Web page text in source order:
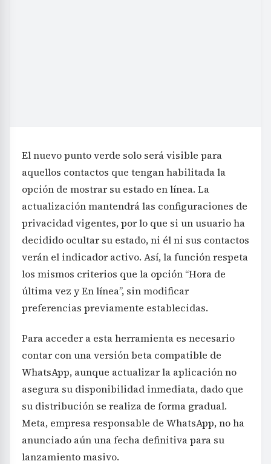
El nuevo punto verde solo será visible para
aquellos contactos que tengan habilitada la
opción de mostrar su estado en línea. La
actualización mantendrá las configuraciones de
privacidad vigentes, por lo que si un usuario ha
decidido ocultar su estado, ni él ni sus contactos
verán el indicador activo. Así, la función respeta
los mismos criterios que la opción “Hora de
última vez y En línea”, sin modificar
preferencias previamente establecidas.
Para acceder a esta herramienta es necesario
contar con una versión beta compatible de
WhatsApp, aunque actualizar la aplicación no
asegura su disponibilidad inmediata, dado que
su distribución se realiza de forma gradual.
Meta, empresa responsable de WhatsApp, no ha
anunciado aún una fecha definitiva para su
lanzamiento masivo.